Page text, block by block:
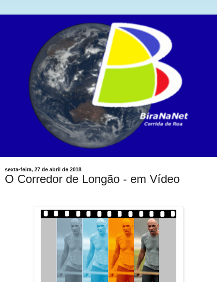
sexta-feira, 27 de abril de 2018
O Corredor de Longão - em Vídeo